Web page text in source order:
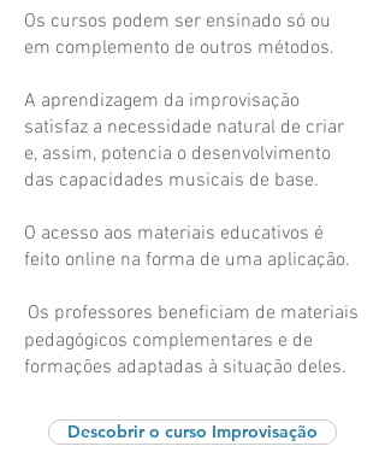
Os cursos podem ser ensinado só ou
em complemento de outros métodos.
A aprendizagem da improvisação
satisfaz a necessidade natural de criar
e, assim, potencia o desenvolvimento
das capacidades musicais de base.
O acesso aos materiais educativos é
feito online na forma de uma aplicação.
Os professores beneficiam de materiais
pedagógicos complementares e de
formações adaptadas à situação deles.
Descobrir o curso Improvisação